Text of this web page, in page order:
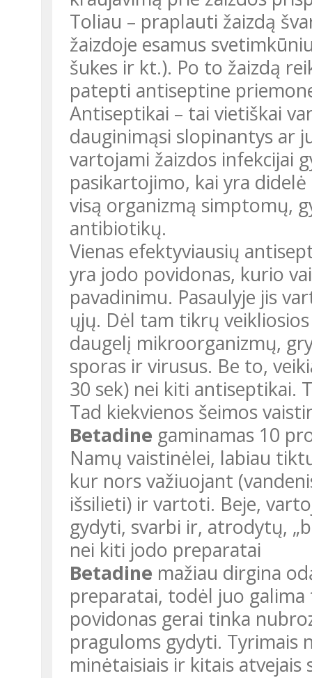
Toliau – praplauti žaizdą
žaizdoje esamus
šukes ir kt.). Po to žaizdą
patepti antiseptine
Antiseptikai – tai vietiškai
dauginimąsi slopinantys ar
vartojami žaizdos infekcijai
pasikartojimo, kai yra
visą organizmą simptomų,
antibiotikų.
Vienas efektyviausių
yra jodo povidonas, kurio
pavadinimu. Pasaulyje jis
ųjų. Dėl tam tikrų
daugelį mikroorganizmų,
sporas ir virusus. Be to,
30 sek) nei kiti antiseptikai.
Tad kiekvienos šeimos
Betadine gaminamas 10
Namų vaistinėlei, labiau
kur nors važiuojant
išsilieti) ir vartoti. Beje,
gydyti, svarbi ir, atrodytų,
nei kiti jodo preparatai
Betadine mažiau dirgina
preparatai, todėl juo
povidonas gerai tinka
praguloms gydyti. Tyrimais
minėtaisiais ir kitais